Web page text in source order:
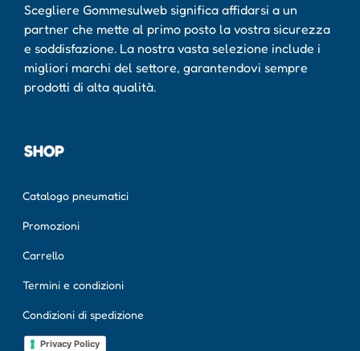
Scegliere Gommesulweb significa affidarsi a un
partner che mette al primo posto la vostra sicurezza
e soddisfazione. La nostra vasta selezione include i
migliori marchi del settore, garantendovi sempre
prodotti di alta qualità.
SHOP
Catalogo pneumatici
Promozioni
Carrello
Termini e condizioni
Condizioni di spedizione
Privacy Policy